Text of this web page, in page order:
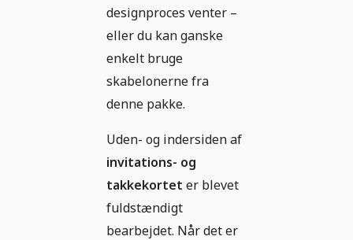
designproces venter –
eller du kan ganske
enkelt bruge
skabelonerne fra
denne pakke.
Uden- og indersiden af
invitations- og
takkekortet er blevet
fuldstændigt
bearbejdet. Når det er